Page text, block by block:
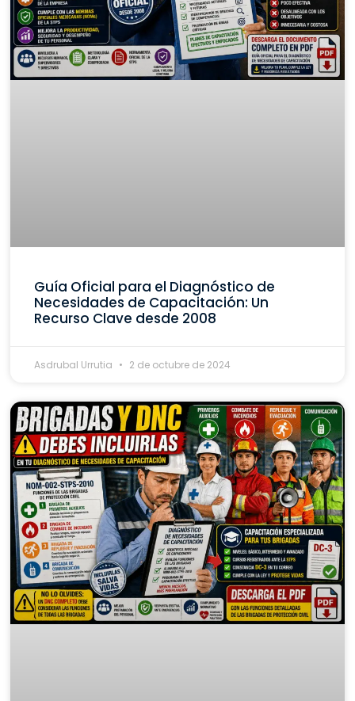
Guía Oficial para el Diagnóstico de
Necesidades de Capacitación: Un
Recurso Clave desde 2008
Asdrubal Urrutia 2 de octubre de 2024